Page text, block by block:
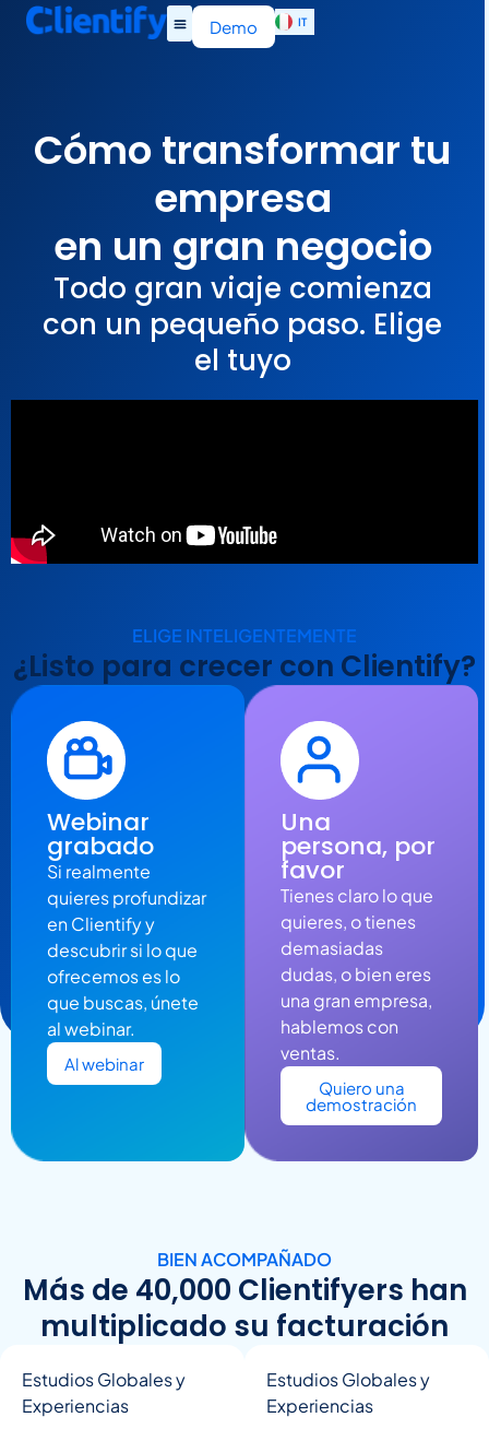
Demo IT
EN
Cómo transformar tu
empresa
en un gran negocio
Todo gran viaje comienza
con un pequeño paso. Elige
el tuyo
ELIGE INTELIGENTEMENTE
¿Listo para crecer con Clientify?
Webinar
grabado
Si realmente
quieres profundizar
en Clientify y
descubrir si lo que
ofrecemos es lo
que buscas, únete
al webinar.
Al webinar
Una
persona, por
favor
Tienes claro lo que
quieres, o tienes
demasiadas
dudas, o bien eres
una gran empresa,
hablemos con
ventas.
Quiero una
demostración
BIEN ACOMPAÑADO
Más de 40,000 Clientifyers han
multiplicado su facturación
Estudios Globales y
Experiencias
Estudios Globales y
Experiencias